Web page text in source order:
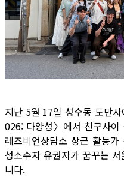
지난 5월 17일 성수동 도만
026: 다양성〉에서 친구사이
레즈비언상담소 상근 활동
성소수자 유권자가 꿈꾸는
니다.